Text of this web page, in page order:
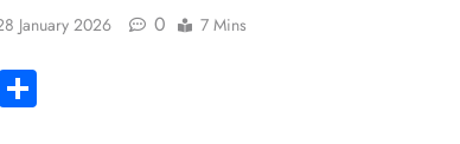
January 2026 0 7 Mins
Copy